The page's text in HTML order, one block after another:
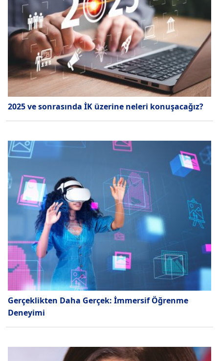
2025 ve sonrasında İK üzerine neleri konuşacağız?
Gerçeklikten Daha Gerçek: İmmersif Öğrenme
Deneyimi